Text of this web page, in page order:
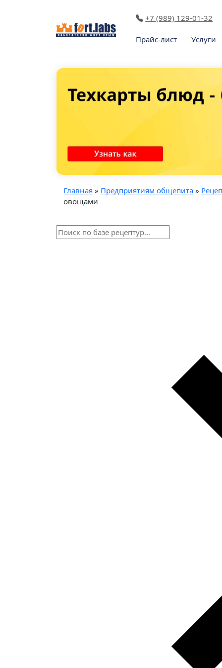
+7 (989) 129-01-32
Прайс-лист Услуги
Главная » Предприятиям общепита »
овощами